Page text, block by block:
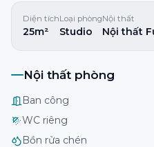
Diện tích
25m²
Loại phòng
Studio
Nội thất
Nội thất
Nội thất phòng
Ban công
WC riêng
Bồn rửa chén